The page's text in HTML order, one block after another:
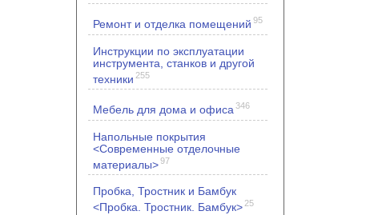
Ремонт и отделка помещений 95
Инструкции по эксплуатации
инструмента, станков и другой
техники 255
Мебель для дома и офиса 346
Напольные покрытия
<Современные отделочные
материалы>97
Пробка, Тростник и Бамбук
<Пробка. Тростник. Бамбук>25